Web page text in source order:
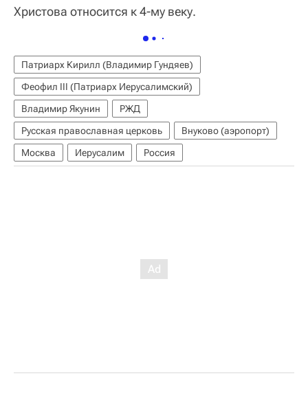
Христова относится к 4-му веку.
Патриарх Кирилл (Владимир Гундяев)
Феофил III (Патриарх Иерусалимский)
Владимир Якунин
РЖД
Русская православная церковь
Внуково (аэропорт)
Москва
Иерусалим Россия